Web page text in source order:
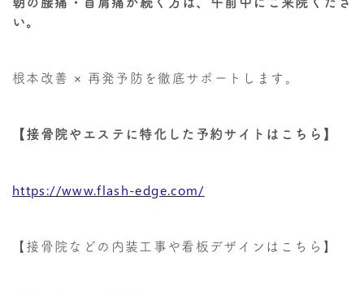
い。
根本改善 × 再発予防を徹底サポートします。
【接骨院やエステに特化した予約サイトはこちら】
https://www.flash-edge.com/
【接骨院などの内装工事や看板デザインはこちら】